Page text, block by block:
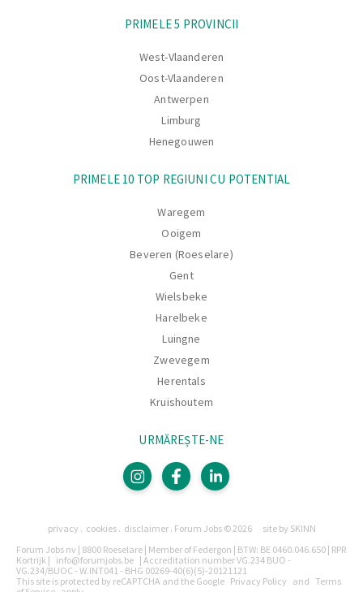
PRIMELE 5 PROVINCII
West-Vlaanderen
Oost-Vlaanderen
Antwerpen
Limburg
Henegouwen
PRIMELE 10 TOP REGIUNI CU POTENTIAL
Waregem
Ooigem
Beveren (Roeselare)
Gent
Wielsbeke
Harelbeke
Luingne
Zwevegem
Herentals
Kruishoutem
URMĂREȘTE-NE
Legal
Pagini
privacy cookies disclaimer Forum Jobs © 2026
site by SKINN
Forum Jobs nv | 8800 Roeselare | Member of Federgon | BTW: BE 0460.046.650 | RPR
Kortrijk | info@forumjobs.be | Accreditation number VG.234 BUO -
VG.234/BUOC - W.INT041 - BHG 00269-40(6)(5)-20121121
This site is protected by reCAPTCHA and the Google Privacy Policy and Terms